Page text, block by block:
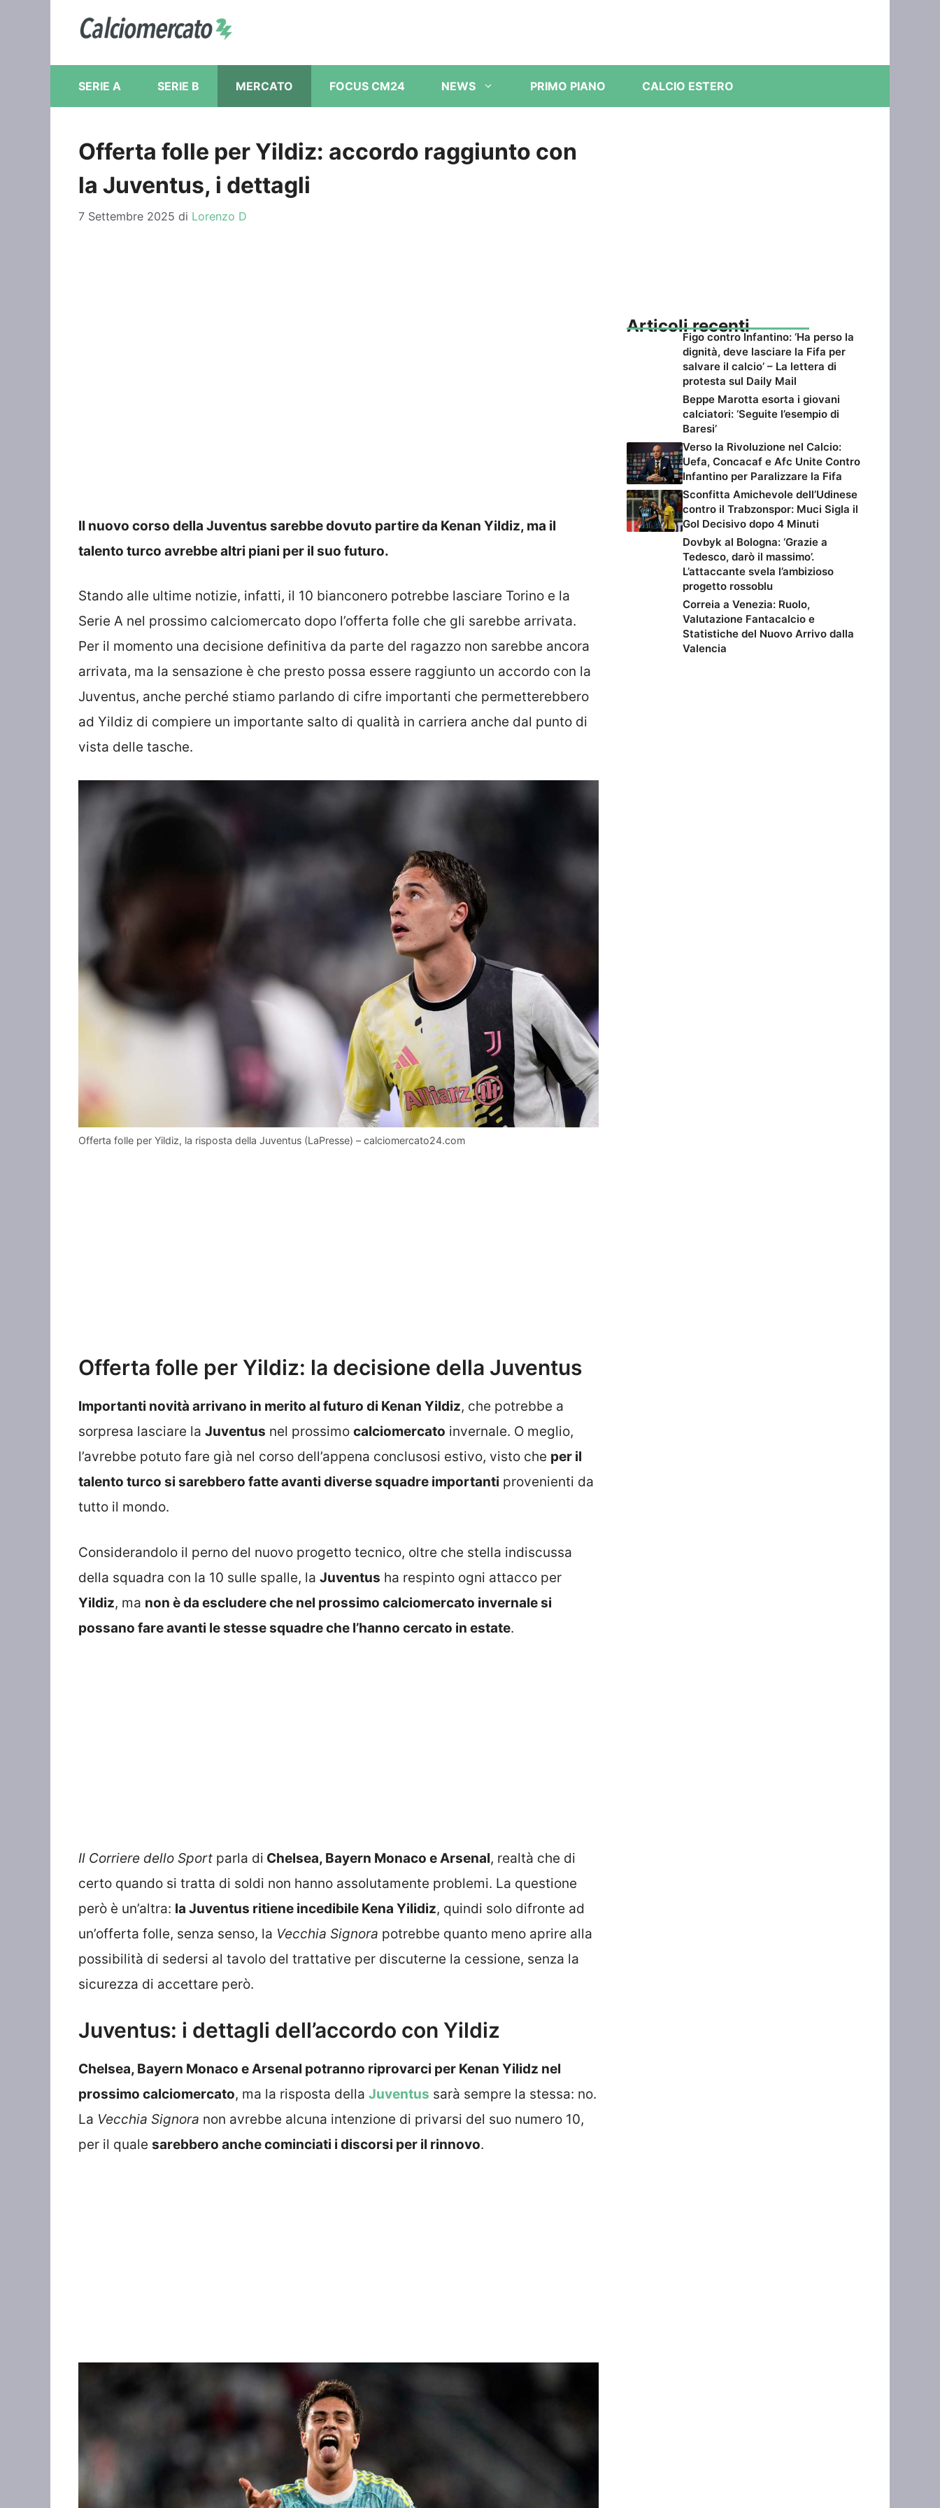
contenuto
SERIE A SERIE B MERCATO FOCUS CM24 NEWS PRIMO PIANO CALCIO ESTERO
Offerta folle per Yildiz: accordo raggiunto con
la Juventus, i dettagli
7 Settembre 2025 di Lorenzo D
Il nuovo corso della Juventus sarebbe dovuto partire da Kenan Yildiz, ma il
talento turco avrebbe altri piani per il suo futuro.
Stando alle ultime notizie, infatti, il 10 bianconero potrebbe lasciare Torino e la
Serie A nel prossimo calciomercato dopo l’offerta folle che gli sarebbe arrivata.
Per il momento una decisione definitiva da parte del ragazzo non sarebbe ancora
arrivata, ma la sensazione è che presto possa essere raggiunto un accordo con la
Juventus, anche perché stiamo parlando di cifre importanti che permetterebbero
ad Yildiz di compiere un importante salto di qualità in carriera anche dal punto di
vista delle tasche.
Offerta folle per Yildiz, la risposta della Juventus (LaPresse) – calciomercato24.com
Offerta folle per Yildiz: la decisione della Juventus
Importanti novità arrivano in merito al futuro di Kenan Yildiz, che potrebbe a
sorpresa lasciare la Juventus nel prossimo calciomercato invernale. O meglio,
l’avrebbe potuto fare già nel corso dell’appena conclusosi estivo, visto che per il
talento turco si sarebbero fatte avanti diverse squadre importanti provenienti da
tutto il mondo.
Considerandolo il perno del nuovo progetto tecnico, oltre che stella indiscussa
della squadra con la 10 sulle spalle, la Juventus ha respinto ogni attacco per
Yildiz, ma non è da escludere che nel prossimo calciomercato invernale si
possano fare avanti le stesse squadre che l’hanno cercato in estate.
Il Corriere dello Sport parla di Chelsea, Bayern Monaco e Arsenal, realtà che di
certo quando si tratta di soldi non hanno assolutamente problemi. La questione
però è un’altra: la Juventus ritiene incedibile Kena Yilidiz, quindi solo difronte ad
un’offerta folle, senza senso, la Vecchia Signora potrebbe quanto meno aprire alla
possibilità di sedersi al tavolo del trattative per discuterne la cessione, senza la
sicurezza di accettare però.
Juventus: i dettagli dell’accordo con Yildiz
Chelsea, Bayern Monaco e Arsenal potranno riprovarci per Kenan Yilidz nel
prossimo calciomercato, ma la risposta della Juventus sarà sempre la stessa: no.
La Vecchia Signora non avrebbe alcuna intenzione di privarsi del suo numero 10,
per il quale sarebbero anche cominciati i discorsi per il rinnovo.
Articoli recenti
Figo contro Infantino: ‘Ha perso la
dignità, deve lasciare la Fifa per
salvare il calcio’ – La lettera di
protesta sul Daily Mail
Beppe Marotta esorta i giovani
calciatori: ‘Seguite l’esempio di
Baresi’
Verso la Rivoluzione nel Calcio:
Uefa, Concacaf e Afc Unite Contro
Infantino per Paralizzare la Fifa
Sconfitta Amichevole dell’Udinese
contro il Trabzonspor: Muci Sigla il
Gol Decisivo dopo 4 Minuti
Dovbyk al Bologna: ‘Grazie a
Tedesco, darò il massimo’.
L’attaccante svela l’ambizioso
progetto rossoblu
Correia a Venezia: Ruolo,
Valutazione Fantacalcio e
Statistiche del Nuovo Arrivo dalla
Valencia